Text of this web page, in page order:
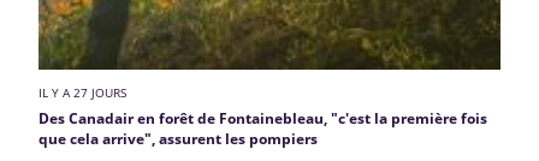
IL Y A 27 JOURS
Des Canadair en forêt de Fontainebleau, "c'est la première fois
que cela arrive", assurent les pompiers